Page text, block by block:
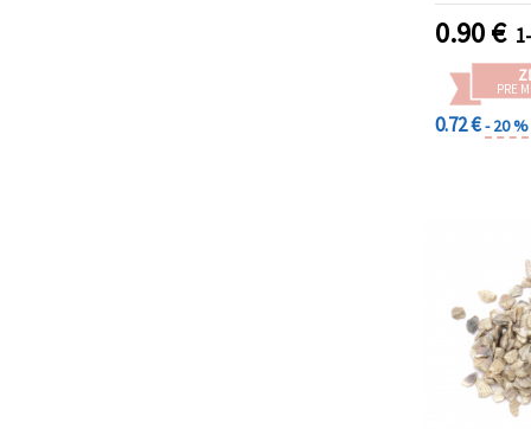
šperkov,
0.90€
PRE
0.72 €- 20 %